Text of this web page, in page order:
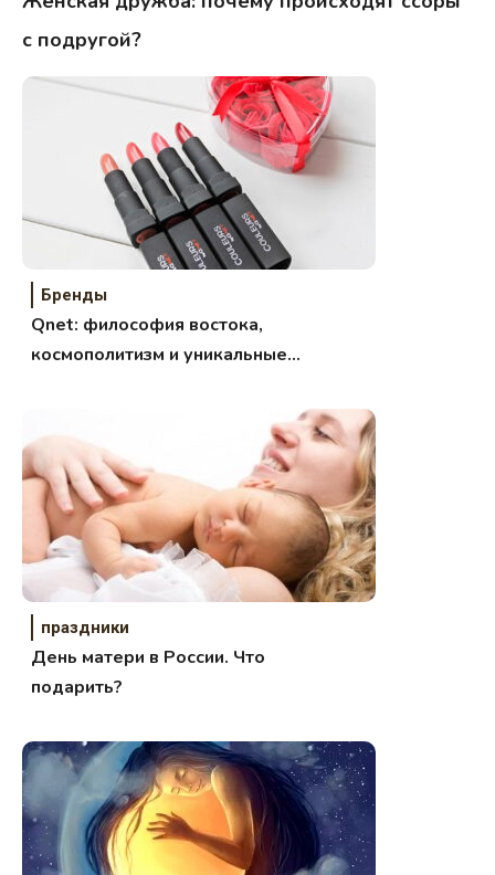
с подругой?
Бренды
Qnet: философия востока,
космополитизм и уникальные
праздники
День матери в России. Что
подарить?